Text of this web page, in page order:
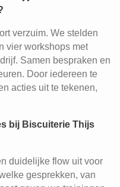
verzuim. We stelden
vier workshops met
Samen bespraken en
Door iedereen te
acties uit te tekenen,
bij Biscuiterie Thijs
duidelijke flow uit voor
gesprekken, van